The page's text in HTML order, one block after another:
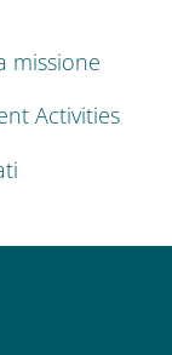
missione
Activities